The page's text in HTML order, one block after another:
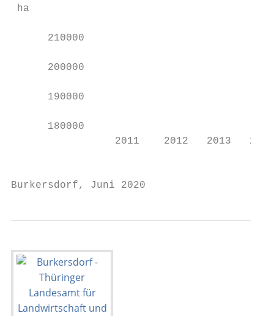
ha
      210000
      200000
      190000
      180000
2011    2012   2013
Burkersdorf, Juni 2020